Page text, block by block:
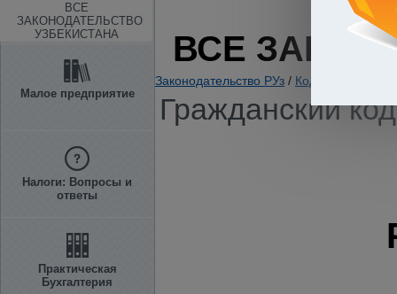
ВСЕ
ЗАКОНОДАТЕЛЬСТВО
УЗБЕКИСТАНА
Малое предприятие
Налоги: Вопросы и
ответы
Практическая
Бухгалтерия
ВСЕ
Законодательство РУз / Кодексы стран
Гражданский